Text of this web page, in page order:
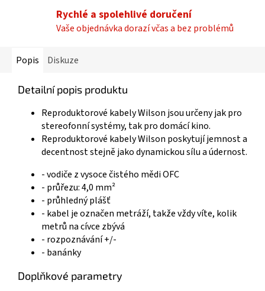
Rychlé a spolehlivé doručení
Vaše objednávka dorazí včas a bez problémů
Popis Diskuze
Detailní popis produktu
Reproduktorové kabely Wilson jsou určeny jak pro
stereofonní systémy, tak pro domácí kino.
Reproduktorové kabely Wilson poskytují jemnost a
decentnost stejně jako dynamickou sílu a údernost.
- vodiče z vysoce čistého mědi OFC
- průřezu: 4,0 mm²
- průhledný plášť
- kabel je označen metráží, takže vždy víte, kolik
metrů na cívce zbývá
- rozpoznávání +/-
- banánky
Doplňkové parametry